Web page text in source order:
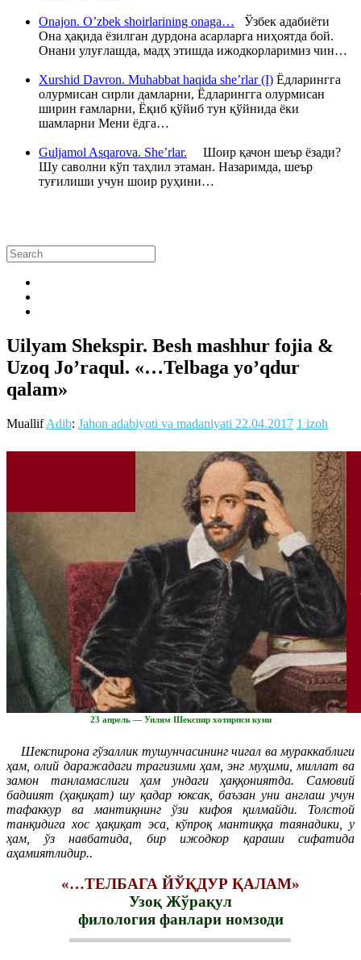
Onajon. O’zbek shoirlarining onaga… Ўзбек адабиёти
Она ҳақида ёзилган дурдона асарларга ниҳоятда бой.
Онани улуғлашда, мадҳ этишда ижодкорларимиз чин…
Xurshid Davron. Muhabbat haqida she’rlar (I) Ёдларингга
олурмисан сирли дамларни, Ёдларингга олурмисан
ширин ғамларни, Ёқиб қўйиб тун қўйнида ёки
шамларни Мени ёдга…
Guljamol Asqarova. She’rlar. Шоир қачон шеър ёзади?
Шу саволни кўп таҳлил этаман. Назаримда, шеър
туғилиши учун шоир руҳини…
Uilyam Shekspir. Besh mashhur fojia &
Uzoq Jo’raqul. «…Telbaga yo’qdur
qalam»
MuallifAdib: Jahon adabiyoti va madaniyati 22.04.2017 1 izoh
23 апрель — Уилям Шекспир хотирпси куни
Шекспирона гўзаллик тушунчасининг чигал ва мураккаблиги
ҳам, олий даражадаги трагизими ҳам, энг муҳими, миллат ва
замон танламаслиги ҳам ундаги ҳаққониятда. Самовий
бадиият (ҳақиқат) шу қадар юксак, баъзан уни англаш учун
тафаккур ва мантиқнинг ўзи кифоя қилмайди. Толстой
танқидига хос ҳақиқат эса, кўпроқ мантиққа таянадики, у
ҳам, ўз навбатида, бир ижодкор қараши сифатида
аҳамиятлидир..
«…ТЕЛБАГА ЙЎҚДУР ҚАЛАМ»
Узоқ Жўрақул
филология фанлари номзоди